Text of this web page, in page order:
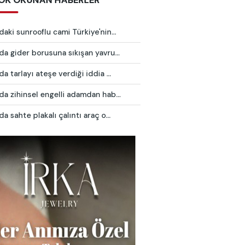
sunrooflu cami Türkiye'nin...
gider borusuna sıkışan yavru...
tarlayı ateşe verdiği iddia ...
zihinsel engelli adamdan hab...
sahte plakalı çalıntı araç o...